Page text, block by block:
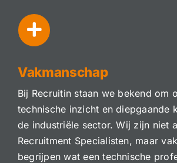
Vakmanschap
Bij Recruitin staan we bekend om
technische inzicht en diepgaande
de industriële sector. Wij zijn niet
Recruitment Specialisten, maar
begrijpen wat een technische